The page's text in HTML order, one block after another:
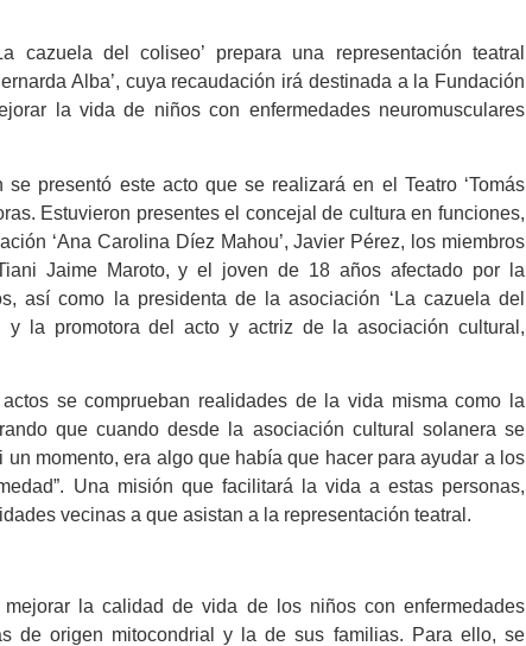
cazuela del coliseo’ prepara una representación teatral
Alba’, cuya recaudación irá destinada a la Fundación
la vida de niños con enfermedades neuromusculares
este acto que se realizará en el Teatro ‘Tomás
Estuvieron presentes el concejal de cultura en funciones,
‘Ana Carolina Díez Mahou’, Javier Pérez, los miembros
Jaime Maroto, y el joven de 18 años afectado por la
así como la presidenta de la asociación ‘La cazuela del
y la promotora del acto y actriz de la asociación cultural,
comprueban realidades de la vida misma como la
que cuando desde la asociación cultural solanera se
momento, era algo que había que hacer para ayudar a los
Una misión que facilitará la vida a estas personas,
vecinas a que asistan a la representación teatral.
la calidad de vida de los niños con enfermedades
de origen mitocondrial y la de sus familias. Para ello, se